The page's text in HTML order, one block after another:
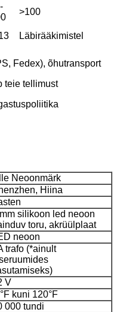
>100
Läbirääkimistel
Fedex), õhutransport
teie tellimust
Neoonmärk
Hiina
silikoon led neoon
toru, akrüülplaat
neoon
trafo (*ainult
V
kuni 120°F
000 tundi